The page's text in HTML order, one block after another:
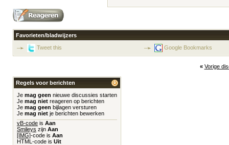
Favorieten/bladwijzers
Tweet this
Google Bookmarks
« Vorige
Regels voor berichten
Je mag geen nieuwe discussies starten
Je mag niet reageren op berichten
Je mag geen bijlagen versturen
Je mag niet je berichten bewerken
vB-code is Aan
Smileys zijn Aan
[IMG]-code is Aan
HTML-code is Uit